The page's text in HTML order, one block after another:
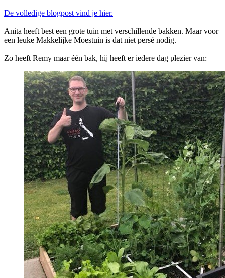
De volledige blogpost vind je hier.
Anita heeft best een grote tuin met verschillende bakken. Maar voor
een leuke Makkelijke Moestuin is dat niet persé nodig.
Zo heeft Remy maar één bak, hij heeft er iedere dag plezier van: